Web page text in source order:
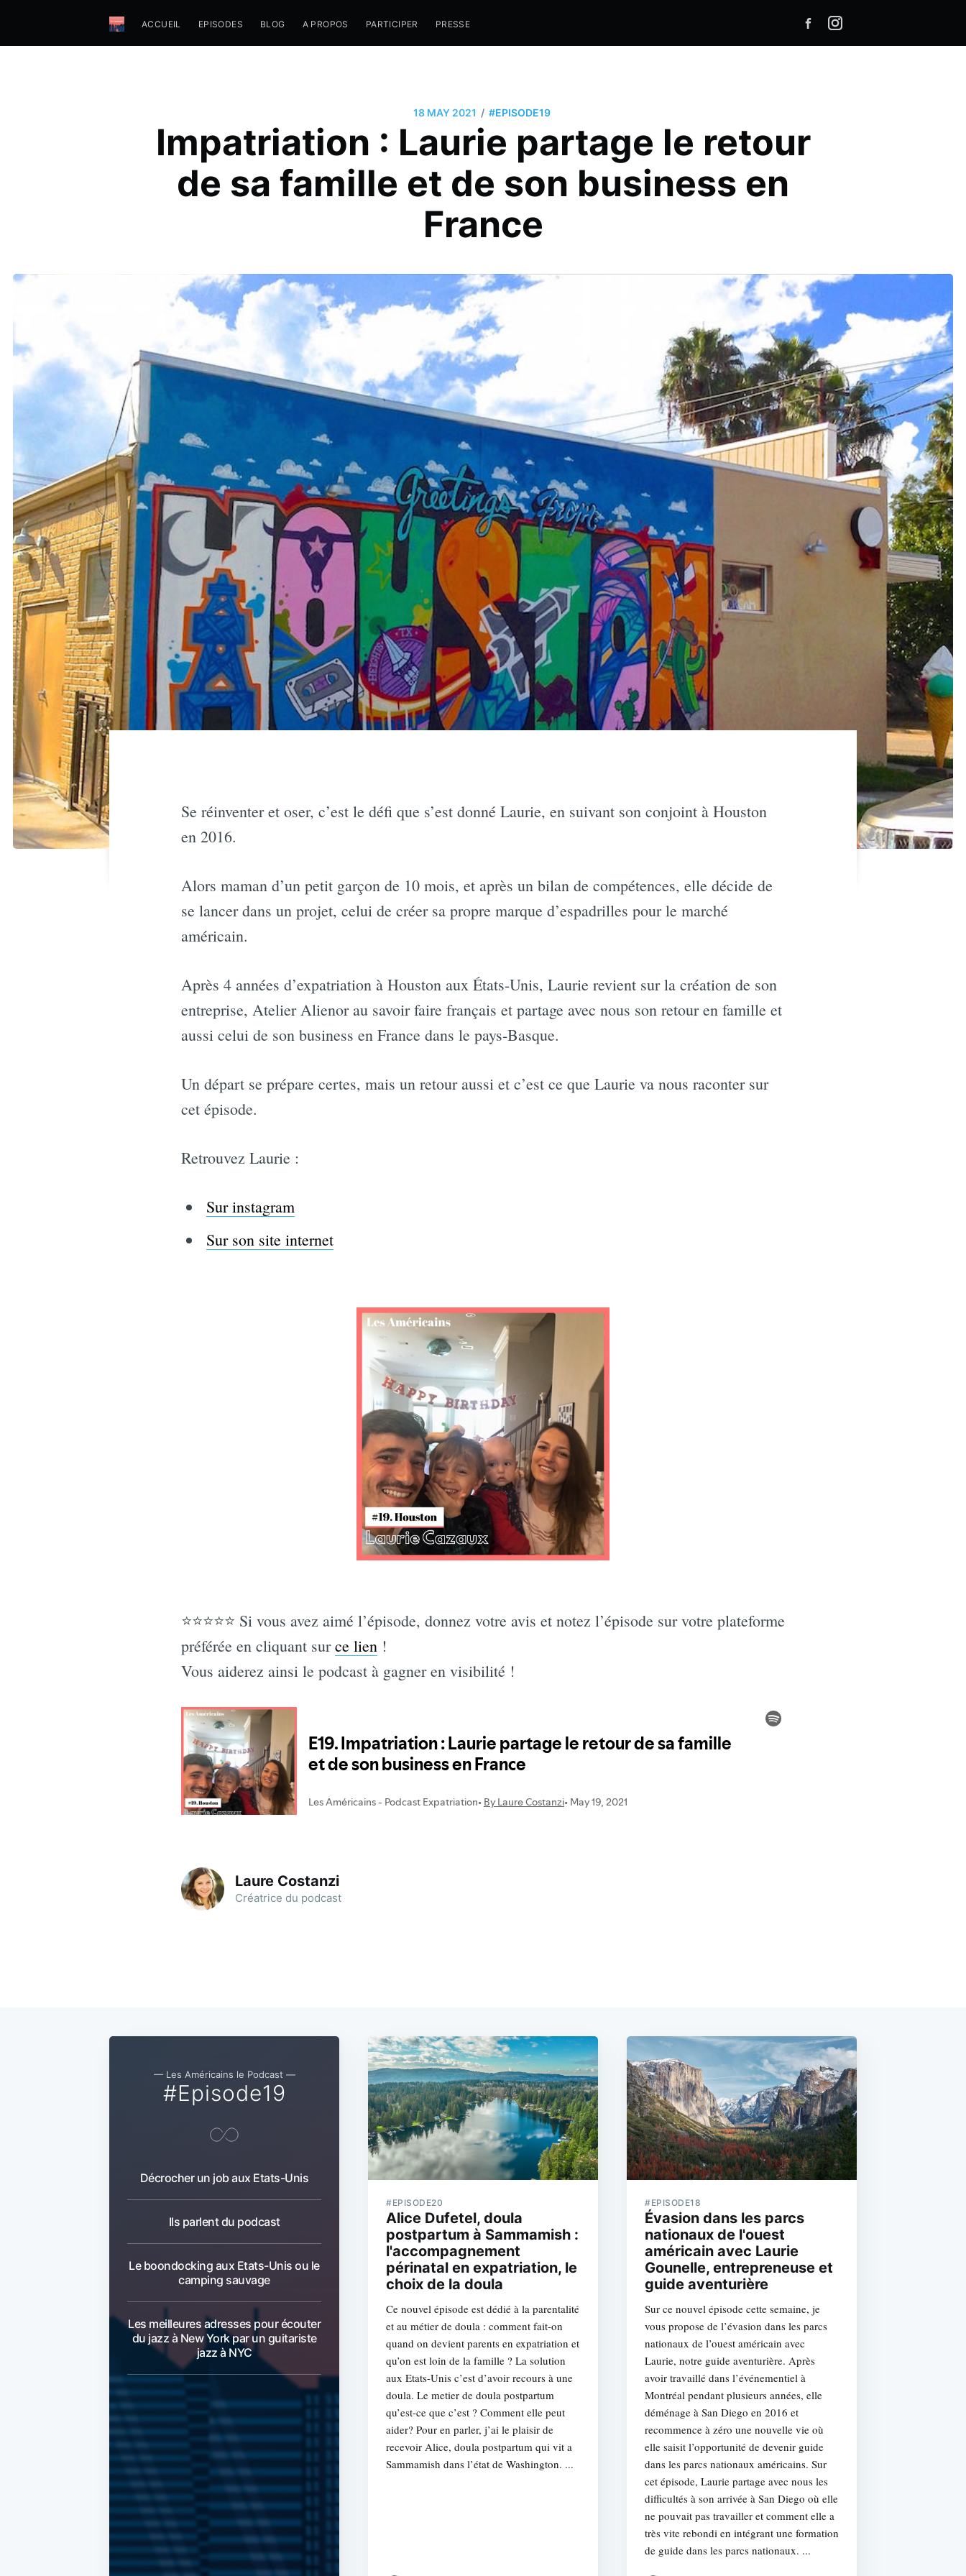
ACCUEIL EPISODES BLOG A PROPOS PARTICIPER PRESSE
18 MAY 2021 / #EPISODE19
Impatriation : Laurie partage le retour
de sa famille et de son business en
France
Se réinventer et oser, c’est le défi que s’est donné Laurie, en suivant son conjoint à Houston
en 2016.
Alors maman d’un petit garçon de 10 mois, et après un bilan de compétences, elle décide de
se lancer dans un projet, celui de créer sa propre marque d’espadrilles pour le marché
américain.
Après 4 années d’expatriation à Houston aux États-Unis, Laurie revient sur la création de son
entreprise, Atelier Alienor au savoir faire français et partage avec nous son retour en famille et
aussi celui de son business en France dans le pays-Basque.
Un départ se prépare certes, mais un retour aussi et c’est ce que Laurie va nous raconter sur
cet épisode.
Retrouvez Laurie :
Sur instagram
Sur son site internet
⭐⭐⭐⭐⭐ Si vous avez aimé l’épisode, donnez votre avis et notez l’épisode sur votre plateforme
préférée en cliquant surce lien !
Vous aiderez ainsi le podcast à gagner en visibilité !
Laure Costanzi
Créatrice du podcast
— Les Américains le Podcast —
#Episode19
Décrocher un job aux Etats-Unis
Ils parlent du podcast
Le boondocking aux Etats-Unis ou le
camping sauvage
Les meilleures adresses pour écouter
du jazz à New York par un guitariste
jazz à NYC
#EPISODE20
Alice Dufetel, doula
postpartum à Sammamish :
l'accompagnement
périnatal en expatriation, le
choix de la doula
Ce nouvel épisode est dédié à la parentalité
et au métier de doula : comment fait-on
quand on devient parents en expatriation et
qu’on est loin de la famille ? La solution
aux Etats-Unis c’est d’avoir recours à une
doula. Le metier de doula postpartum
qu’est-ce que c’est ? Comment elle peut
aider? Pour en parler, j’ai le plaisir de
recevoir Alice, doula postpartum qui vit a
Sammamish dans l’état de Washington. ...
#EPISODE18
Évasion dans les parcs
nationaux de l'ouest
américain avec Laurie
Gounelle, entrepreneuse et
guide aventurière
Sur ce nouvel épisode cette semaine, je
vous propose de l’évasion dans les parcs
nationaux de l’ouest américain avec
Laurie, notre guide aventurière. Après
avoir travaillé dans l’événementiel à
Montréal pendant plusieurs années, elle
déménage à San Diego en 2016 et
recommence à zéro une nouvelle vie où
elle saisit l’opportunité de devenir guide
dans les parcs nationaux américains. Sur
cet épisode, Laurie partage avec nous les
difficultés à son arrivée à San Diego où elle
ne pouvait pas travailler et comment elle a
très vite rebondi en intégrant une formation
de guide dans les parcs nationaux. ...